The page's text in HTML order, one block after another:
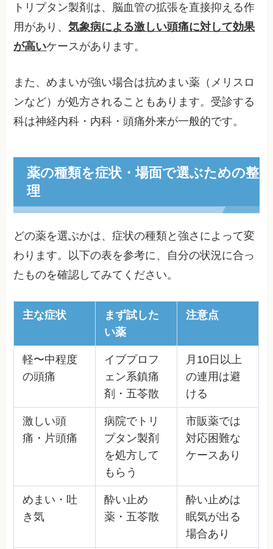
トリプタン製剤は、脳血管の拡張を直接抑える作
用があり、気象病による激しい頭痛に対して効果
が高いケースがあります。
また、めまいが強い場合は抗めまい薬（メリスロ
ンなど）が処方されることもあります。受診する
科は神経内科・内科・頭痛外来が一般的です。
薬の種類を症状・場面で選ぶための整
理
どの薬を選ぶかは、症状の種類と強さによって変
わります。以下の表を参考に、自分の状況に合っ
たものを確認してみてください。
主な症状
まず試した
い薬
注意点
軽〜中程度
の頭痛
イブプロフ
ェン系鎮痛
剤・五苓散
月10日以上
の連用は避
ける
激しい頭
痛・片頭痛
病院でトリ
プタン製剤
を処方して
もらう
市販薬では
対応困難な
ケースあり
めまい・吐
き気
酔い止め
薬・五苓散
酔い止めは
眠気が出る
場合あり